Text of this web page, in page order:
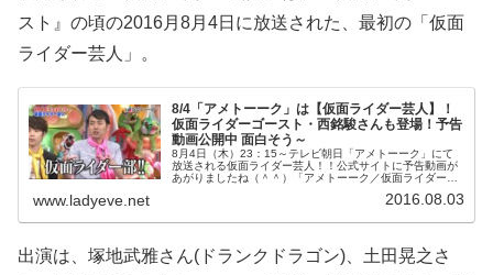
スト』の頃の2016月8月4日に放送された、最初の「仮面
ライダー芸人」。
8/4「アメトーーク」は【仮面ライダー芸人】！
仮面ライダーゴースト・西銘駿さんも登場！予告
動画公開中 面白そう～
8月4日（木）23：15～テレビ朝日「アメトーーク」にて
放送される仮面ライダー芸人！！公式サイトに予告動画が
あがりましたね（＾＾）「アメトーーク／仮面ライダー芸
www.ladyeve.net 2016.08.03
出演は、塚地武雅さん(ドランクドラゴン)、土田晃之さ